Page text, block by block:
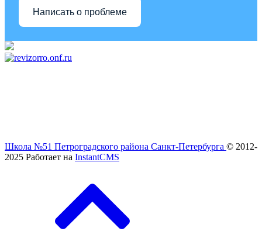
Написать о проблеме
Школа №51 Петроградского района Санкт-Петербурга © 2012-
2025 Работает на InstantCMS